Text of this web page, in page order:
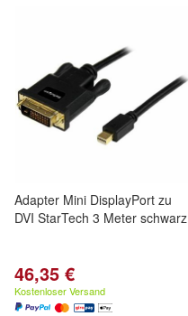
Adapter Mini DisplayPort zu
DVI StarTech 3 Meter schwarz
46,35 €
Kostenloser Versand